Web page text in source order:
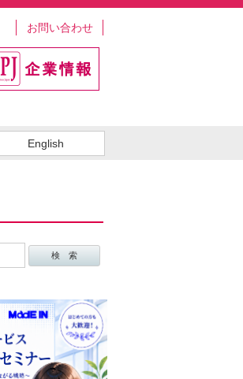
お問い合わせ
English